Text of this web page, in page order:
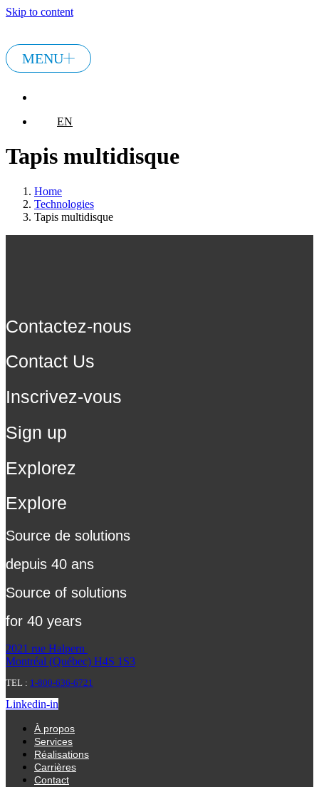
Skip to content
MENU
EN
Tapis multidisque
Home
Technologies
Tapis multidisque
Contactez-nous
Contact Us
Inscrivez-vous
Sign up
Explorez
Explore
Source de solutions
depuis 40 ans
Source of solutions
for 40 years
2021 rue Halpern
Montréal (Québec) H4S 1S3
TEL : 1-800-636-6721
Linkedin-in
À propos
Services
Réalisations
Carrières
Contact